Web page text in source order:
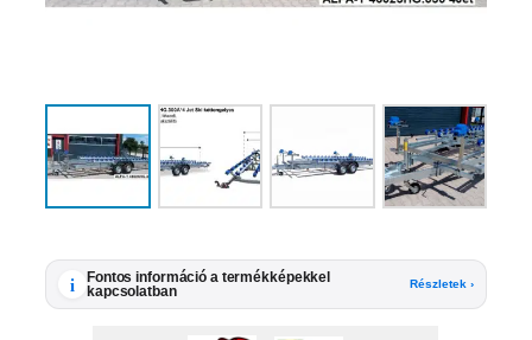
i
Fontos információ a termékképekkel
kapcsolatban
Részletek ›